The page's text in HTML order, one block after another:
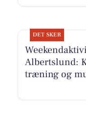
DET SKER
Albertslund:
træning og